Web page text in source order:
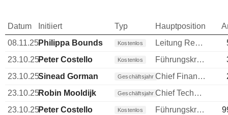
Datum Initiiert Typ Hauptposition
08.11.25Philippa Bounds Kostenlos Leitung Rechtsabteilung
23.10.25Peter Costello Kostenlos Führungskraft / leitender Angestellter
23.10.25Sinead Gorman Geschäftsjahr Chief Financial Officer (CFO)
23.10.25Robin Mooldijk Geschäftsjahr
Chief Technology Officer (CTO)
23.10.25Peter Costello Kostenlos Führungskraft / leitender Angestellter